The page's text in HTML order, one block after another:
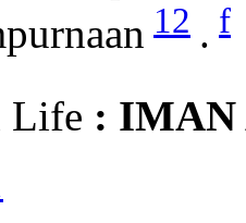
12 . f
Life : IMAN